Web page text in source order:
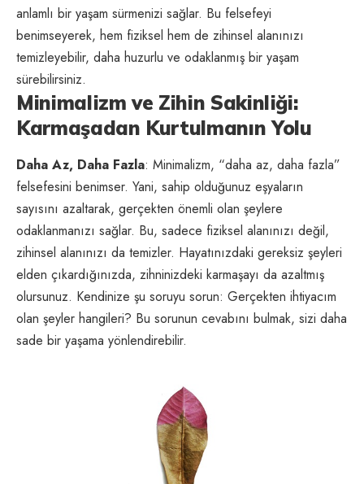
anlamlı bir yaşam sürmenizi sağlar. Bu felsefeyi
benimseyerek, hem fiziksel hem de zihinsel alanınızı
temizleyebilir, daha huzurlu ve odaklanmış bir yaşam
sürebilirsiniz.
Minimalizm ve Zihin Sakinliği:
Karmaşadan Kurtulmanın Yolu
Daha Az, Daha Fazla: Minimalizm, “daha az, daha fazla”
felsefesini benimser. Yani, sahip olduğunuz eşyaların
sayısını azaltarak, gerçekten önemli olan şeylere
odaklanmanızı sağlar. Bu, sadece fiziksel alanınızı değil,
zihinsel alanınızı da temizler. Hayatınızdaki gereksiz şeyleri
elden çıkardığınızda, zihninizdeki karmaşayı da azaltmış
olursunuz. Kendinize şu soruyu sorun: Gerçekten ihtiyacım
olan şeyler hangileri? Bu sorunun cevabını bulmak, sizi daha
sade bir yaşama yönlendirebilir.